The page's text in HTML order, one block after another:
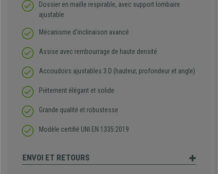
Dossier en maille respirable, avec support lombaire
ajustable
Mécanisme d'inclinaison avancé
Assise avec rembourrage de haute densité
Accoudoirs ajustables 3 D (hauteur, profondeur et angle)
Piétement élégant et solide
Grande qualité et robustesse
Modèle certifié UNI EN 1335:2019
ENVOI ET RETOURS